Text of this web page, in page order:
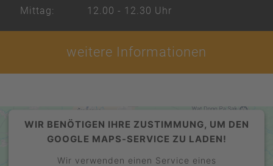
Mittag:
12.00 - 12.30 Uhr
weitere Informationen
WIR BENÖTIGEN IHRE ZUSTIMMUNG, UM DEN
GOOGLE MAPS-SERVICE ZU LADEN!
Wir verwenden einen Service eines